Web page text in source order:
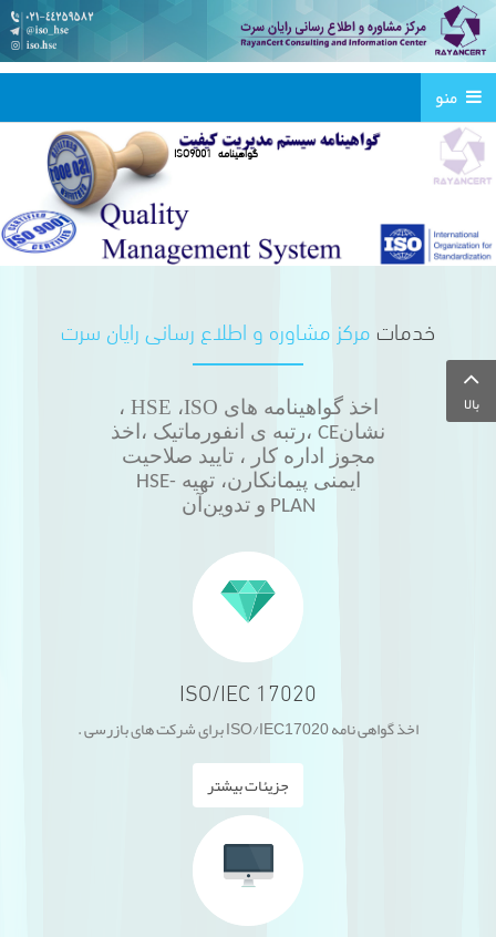
منو
گواهینامه ISO9001
خدمات مرکز مشاوره و اطلاع رسانی رایان سرت
اخذ گواهینامه های HSE ،ISO
،
نشانCE ،رتبه ی انفورماتیک ،اخذ
مجوز اداره کار ، تایید صلاحیت
ایمنی پیمانکارن، تهیه HSE-
PLAN و تدوین آن
ISO/IEC 17020
اخذ گواهی نامه ISO/IEC17020 برای شرکت های بازرسی .
جزیئات بیشتر
بالا